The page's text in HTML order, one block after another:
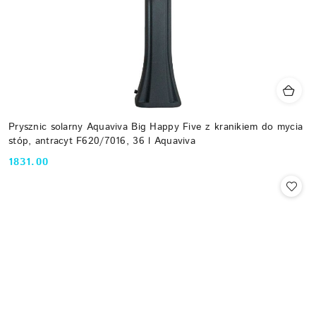
Prysznic solarny Aquaviva Big Happy Five z kranikiem do mycia
stóp, antracyt F620/7016, 36 l Aquaviva
Cena:
1831.00